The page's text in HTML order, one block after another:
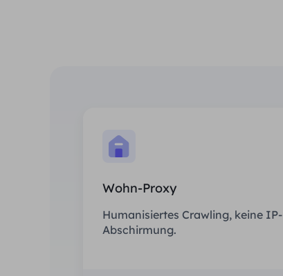
Wohn-Proxy
Humanisiertes Crawling, keine IP-
Abschirmung.